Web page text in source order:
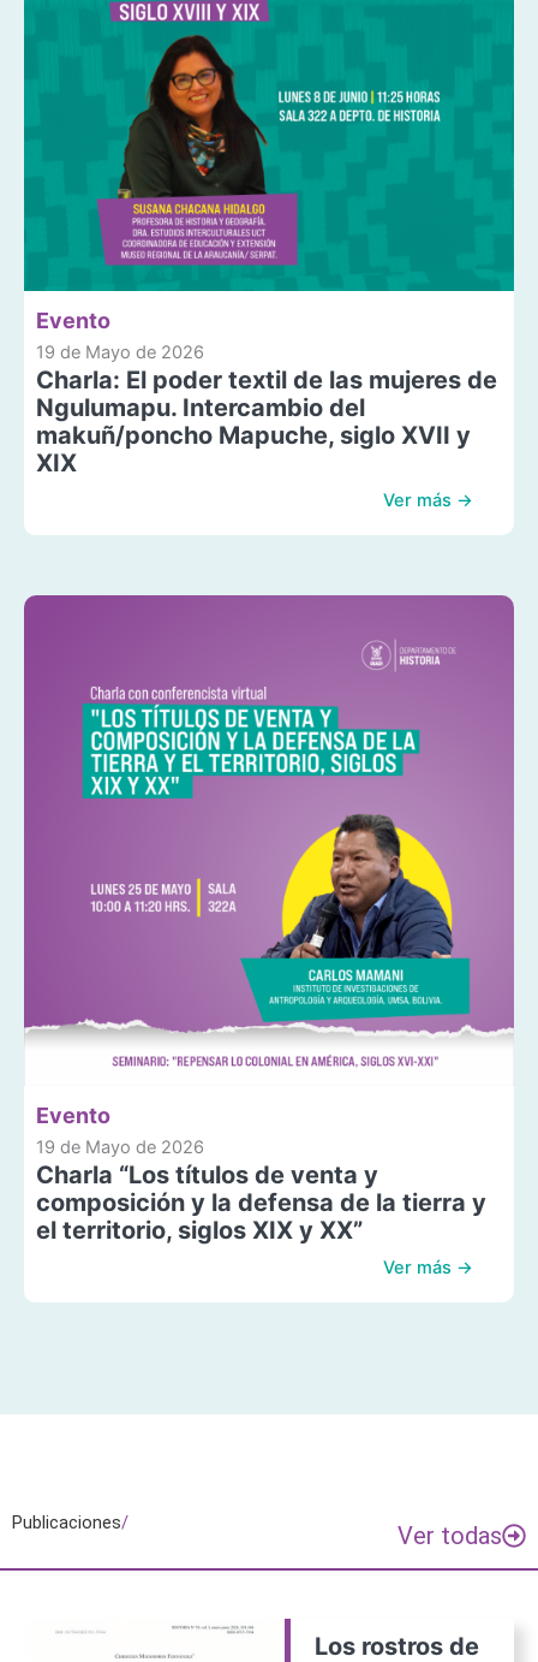
Evento
19 de Mayo de 2026
Charla: El poder textil de las mujeres de
Ngulumapu. Intercambio del
makuñ/poncho Mapuche, siglo XVII y
XIX
Ver más →
Evento
19 de Mayo de 2026
Charla “Los títulos de venta y
composición y la defensa de la tierra y
el territorio, siglos XIX y XX”
Ver más →
Publicaciones/ Ver todas
Los rostros de